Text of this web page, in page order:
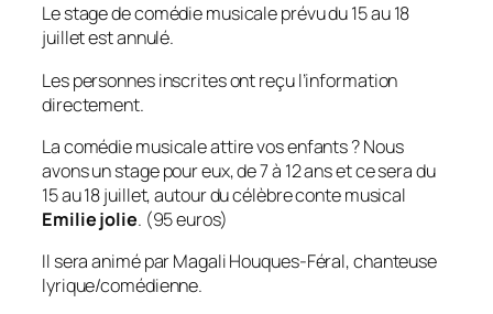
Le stage de comédie musicale prévu du 15 au 18
juillet est annulé.
Les personnes inscrites ont reçu l’information
directement.
La comédie musicale attire vos enfants ? Nous
avons un stage pour eux, de 7 à 12 ans et ce sera du
15 au 18 juillet, autour du célèbre conte musical
Emilie jolie. (95 euros)
Il sera animé par Magali Houques-Féral, chanteuse
lyrique/comédienne.